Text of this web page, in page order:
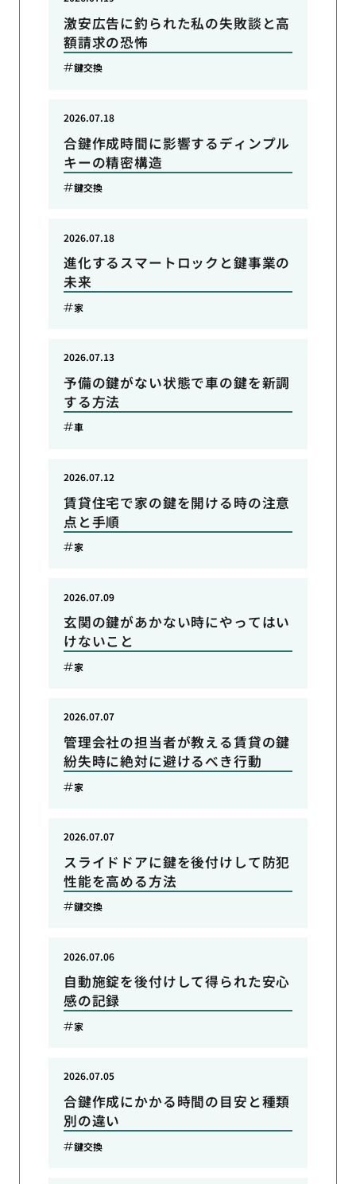
激安広告に釣られた私の失敗談と高
額請求の恐怖
鍵交換
合鍵作成時間に影響するディンプル
キーの精密構造
2026.07.18
鍵交換
進化するスマートロックと鍵事業の
未来
2026.07.18
家
予備の鍵がない状態で車の鍵を新調
する方法
2026.07.13
車
賃貸住宅で家の鍵を開ける時の注意
点と手順
2026.07.12
家
玄関の鍵があかない時にやってはい
けないこと
2026.07.09
家
管理会社の担当者が教える賃貸の鍵
紛失時に絶対に避けるべき行動
2026.07.07
家
スライドドアに鍵を後付けして防犯
性能を高める方法
2026.07.07
鍵交換
自動施錠を後付けして得られた安心
感の記録
2026.07.06
家
合鍵作成にかかる時間の目安と種類
別の違い
2026.07.05
鍵交換